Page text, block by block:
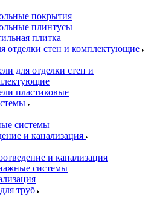
покрытия
плинтусы
плитка
отделки стен и комплектующие
для отделки стен и
пластиковые
системы
и канализация
и канализация
системы
труб